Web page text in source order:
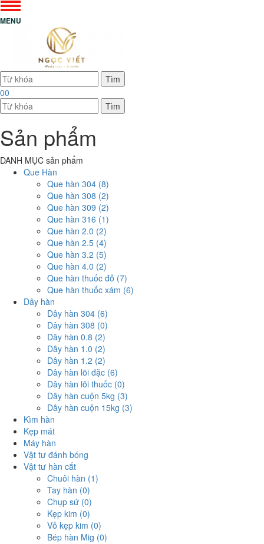
MENU
Tìm
00
Tìm
Sản phẩm
DANH MỤC sản phẩm
Que Hàn
Que hàn 304 (8)
Que hàn 308 (2)
Que hàn 309 (2)
Que hàn 316 (1)
Que hàn 2.0 (2)
Que hàn 2.5 (4)
Que hàn 3.2 (5)
Que hàn 4.0 (2)
Que hàn thuốc đỏ (7)
Que hàn thuốc xám (6)
Dây hàn
Dây hàn 304 (6)
Dây hàn 308 (0)
Dây hàn 0.8 (2)
Dây hàn 1.0 (2)
Dây hàn 1.2 (2)
Dây hàn lõi đặc (6)
Dây hàn lõi thuốc (0)
Dây hàn cuộn 5kg (3)
Dây hàn cuộn 15kg (3)
Kìm hàn
Kẹp mát
Máy hàn
Vật tư đánh bóng
Vật tư hàn cắt
Chuôi hàn (1)
Tay hàn (0)
Chụp sứ (0)
Kẹp kim (0)
Vỏ kẹp kim (0)
Bép hàn Mig (0)